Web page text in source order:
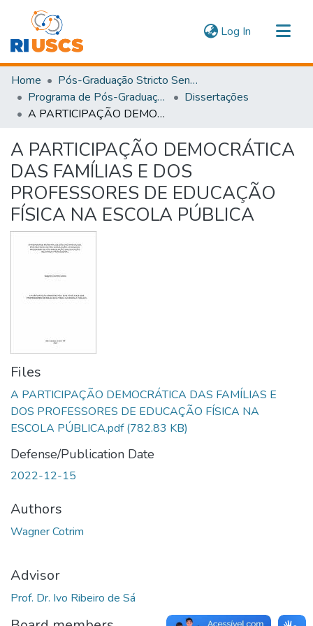
Log In (current)
Communities & Collections
Navigate
Statistics
Home
Pós-Graduação Stricto Sensu
Programa de Pós-Graduação em Educação
Dissertações
A PARTICIPAÇÃO DEMOCRÁTICA DAS FAMÍLIAS E DOS PROFESSORES DE EDUCAÇÃO FÍSICA NA ESCOLA PÚBLICA
A PARTICIPAÇÃO DEMOCRÁTICA
DAS FAMÍLIAS E DOS
PROFESSORES DE EDUCAÇÃO
FÍSICA NA ESCOLA PÚBLICA
Files
A PARTICIPAÇÃO DEMOCRÁTICA DAS FAMÍLIAS E
DOS PROFESSORES DE EDUCAÇÃO FÍSICA NA
ESCOLA PÚBLICA.pdf(782.83 KB)
Defense/Publication Date
2022-12-15
Authors
Wagner Cotrim
Advisor
Prof. Dr. Ivo Ribeiro de Sá